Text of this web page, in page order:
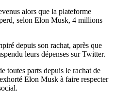
alors que la plateforme
selon Elon Musk, 4 millions
depuis son rachat, après que
leurs dépenses sur Twitter.
toutes parts depuis le rachat de
Elon Musk à faire respecter